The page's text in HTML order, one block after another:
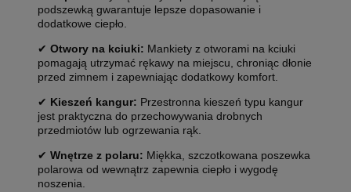
podszewką gwarantuje lepsze dopasowanie i
dodatkowe ciepło.
✔ Otwory na kciuki: Mankiety z otworami na kciuki
pomagają utrzymać rękawy na miejscu, chroniąc dłonie
przed zimnem i zapewniając dodatkowy komfort.
✔ Kieszeń kangur: Przestronna kieszeń typu kangur
jest praktyczna do przechowywania drobnych
przedmiotów lub ogrzewania rąk.
✔ Wnętrze z polaru: Miękka, szczotkowana poszewka
polarowa od wewnątrz zapewnia ciepło i wygodę
noszenia.